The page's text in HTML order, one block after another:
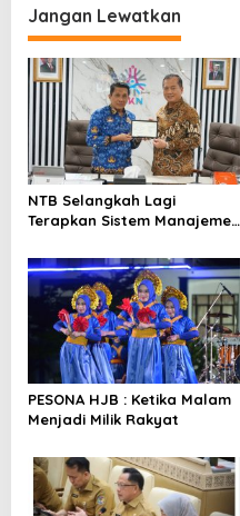
i
g
a
s
i
p
o
s
Jangan Lewatkan
NTB Selangkah Lagi
Terapkan Sistem Manajemen
PESONA HJB : Ketika Malam
Menjadi Milik Rakyat